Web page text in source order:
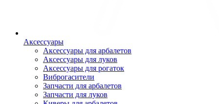
Аксессуары
Аксессуары для арбалетов
Аксессуары для луков
Аксессуары для рогаток
Виброгасители
Запчасти для арбалетов
Запчасти для луков